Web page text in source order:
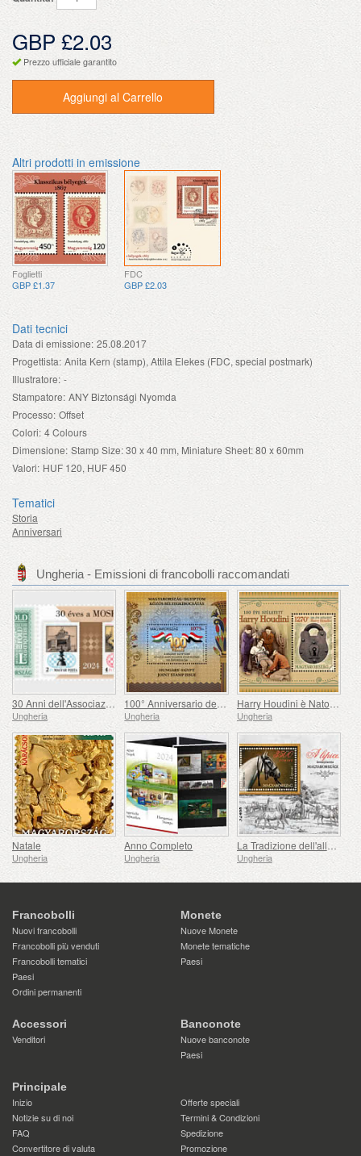
GBP £2.03
Prezzo ufficiale garantito
Aggiungi al Carrello
Altri prodotti in emissione
Foglietti
GBP £1.37
FDC
GBP £2.03
Dati tecnici
Data di emissione: 25.08.2017
Progettista: Anita Kern (stamp), Attila Elekes (FDC, special postmark)
Illustratore: -
Stampatore: ANY Biztonsági Nyomda
Processo: Offset
Colori: 4 Colours
Dimensione: Stamp Size: 30 x 40 mm, Miniature Sheet: 80 x 60mm
Valori: HUF 120, HUF 450
Tematici
Storia
Anniversari
Ungheria - Emissioni di francobolli raccomandati
30 Anni dell'Associazione Filatelica Olimpica e Sportiva Ungherese
Ungheria
100° Anniversario dell'instaurazione delle Relazioni Consolari tra Ungheria ed Egitto
Ungheria
Harry Houdini è Nato 150 Anni Fa
Ungheria
Natale
Ungheria
Anno Completo
Ungheria
La Tradizione dell'allevamento dei Cavalli Lipizzani in Ungheria
Ungheria
Francobolli
Nuovi francobolli
Francobolli più venduti
Francobolli tematici
Paesi
Ordini permanenti
Monete
Nuove Monete
Monete tematiche
Paesi
Accessori
Venditori
Banconote
Nuove banconote
Paesi
Principale
Inizio
Offerte speciali
Notizie su di noi
Termini & Condizioni
FAQ
Spedizione
Convertitore di valuta
Promozione